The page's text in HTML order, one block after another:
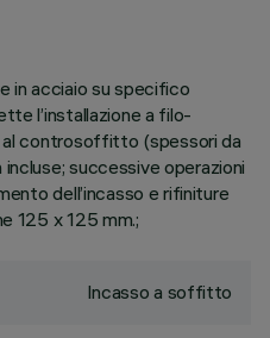
in acciaio su specifico
l’installazione a filo-
controsoffitto (spessori da
successive operazioni
dell’incasso e rifiniture
125 x 125 mm.;
Incasso a soffitto